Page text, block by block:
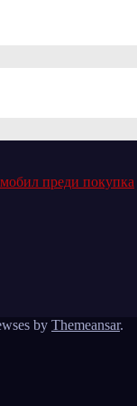
преди покупка
by Themeansar.